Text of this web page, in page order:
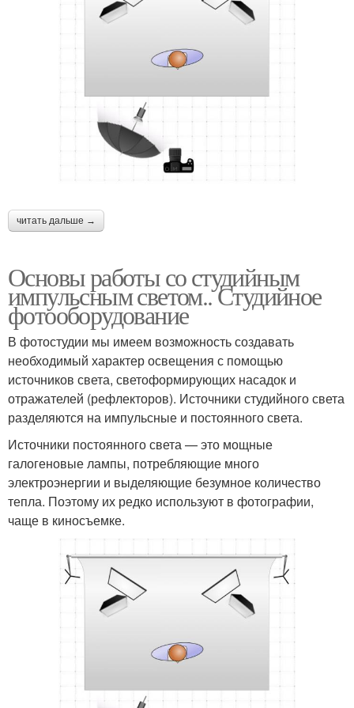
читать дальше →
Основы работы со студийным
импульсным светом.. Студийное
фотооборудование
В фотостудии мы имеем возможность создавать
необходимый характер освещения с помощью
источников света, светоформирующих насадок и
отражателей (рефлекторов). Источники студийного света
разделяются на импульсные и постоянного света.
Источники постоянного света — это мощные
галогеновые лампы, потребляющие много
электроэнергии и выделяющие безумное количество
тепла. Поэтому их редко используют в фотографии,
чаще в киносъемке.